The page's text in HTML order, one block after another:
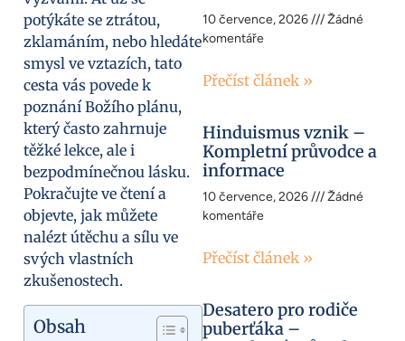
potýkáte se ztrátou,
zklamáním, nebo hledáte
smysl ve vztazích, tato
cesta vás povede k
poznání Božího plánu,
který často zahrnuje
těžké lekce, ale i
bezpodmínečnou lásku.
Pokračujte ve čtení a
objevte, jak můžete
nalézt útěchu a sílu ve
svých vlastních
zkušenostech.
Obsah
10 července, 2026
Žádné
komentáře
Přečíst článek »
Hinduismus vznik –
Kompletní průvodce a
informace
10 července, 2026
Žádné
komentáře
Přečíst článek »
Desatero pro rodiče
puberťáka –